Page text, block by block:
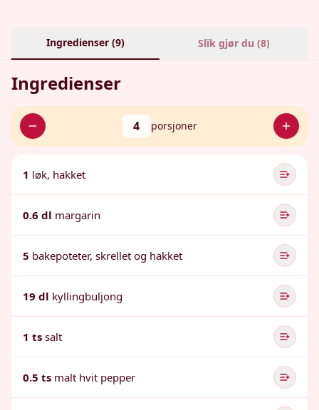
Ingredienser (9) Slik gjør du (8)
Ingredienser
4 porsjoner
1 løk, hakket
0.6 dl margarin
5 bakepoteter, skrellet og hakket
19 dl kyllingbuljong
1 ts salt
0.5 ts malt hvit pepper